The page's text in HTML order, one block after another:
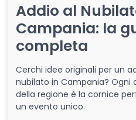
Addio al
Campania: la
completa
Cerchi idee originali per un
nubilato in Campania? Ogni
della regione è la cornice
un evento unico.